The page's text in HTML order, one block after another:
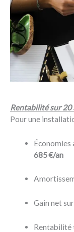
Rentabilité sur 20
Pour une
Économies
685 €/an
Gain net
Rentabilité